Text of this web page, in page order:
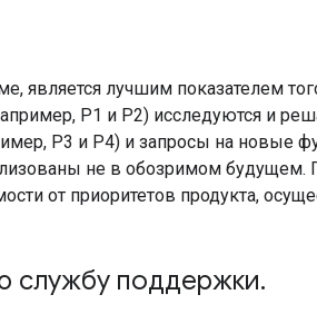
является лучшим показателем
P1 и P2) исследуются и
P3 и P4) и запросы на новые
не в обозримом
от приоритетов продукта,
службу поддержки.